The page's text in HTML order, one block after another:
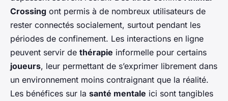
Crossing ont permis à de nombreux utilisateurs de
rester connectés socialement, surtout pendant les
périodes de confinement. Les interactions en ligne
peuvent servir de thérapie informelle pour certains
joueurs, leur permettant de s’exprimer librement dans
un environnement moins contraignant que la réalité.
Les bénéfices sur la santé mentale ici sont tangibles